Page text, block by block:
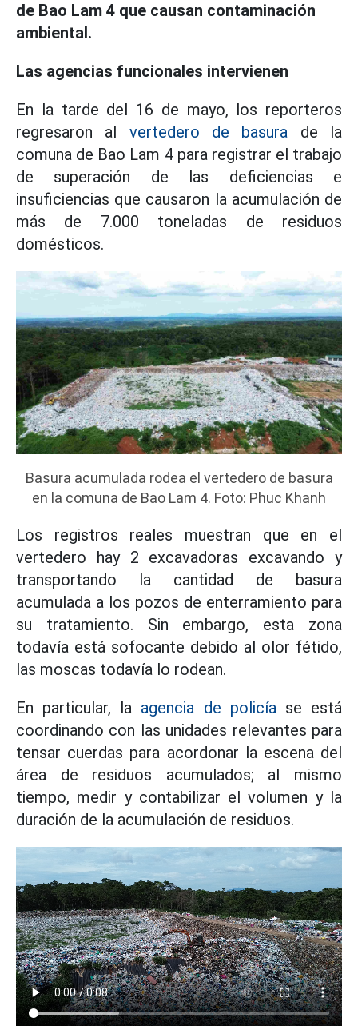
de Bao Lam 4 que causan contaminación
ambiental.
Las agencias funcionales intervienen
En la tarde del 16 de mayo, los reporteros
regresaron al vertedero de basura de la
comuna de Bao Lam 4 para registrar el trabajo
de superación de las deficiencias e
insuficiencias que causaron la acumulación de
más de 7.000 toneladas de residuos
domésticos.
Basura acumulada rodea el vertedero de basura
en la comuna de Bao Lam 4. Foto: Phuc Khanh
Los registros reales muestran que en el
vertedero hay 2 excavadoras excavando y
transportando la cantidad de basura
acumulada a los pozos de enterramiento para
su tratamiento. Sin embargo, esta zona
todavía está sofocante debido al olor fétido,
las moscas todavía lo rodean.
En particular, la agencia de policíase está
coordinando con las unidades relevantes para
tensar cuerdas para acordonar la escena del
área de residuos acumulados; al mismo
tiempo, medir y contabilizar el volumen y la
duración de la acumulación de residuos.